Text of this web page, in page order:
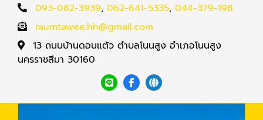
093-082-3939, 062-641-5335, 044-379-198
raumtawee.hh@gmail.com
13 ถนนบ้านดอนแต้ว ตำบลโนนสูง อำเภอโนนสูง
นครราชสีมา 30160